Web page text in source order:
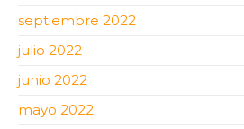
septiembre 2022
julio 2022
junio 2022
mayo 2022